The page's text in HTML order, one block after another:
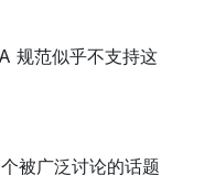
规范似乎不支持这
被广泛讨论的话题